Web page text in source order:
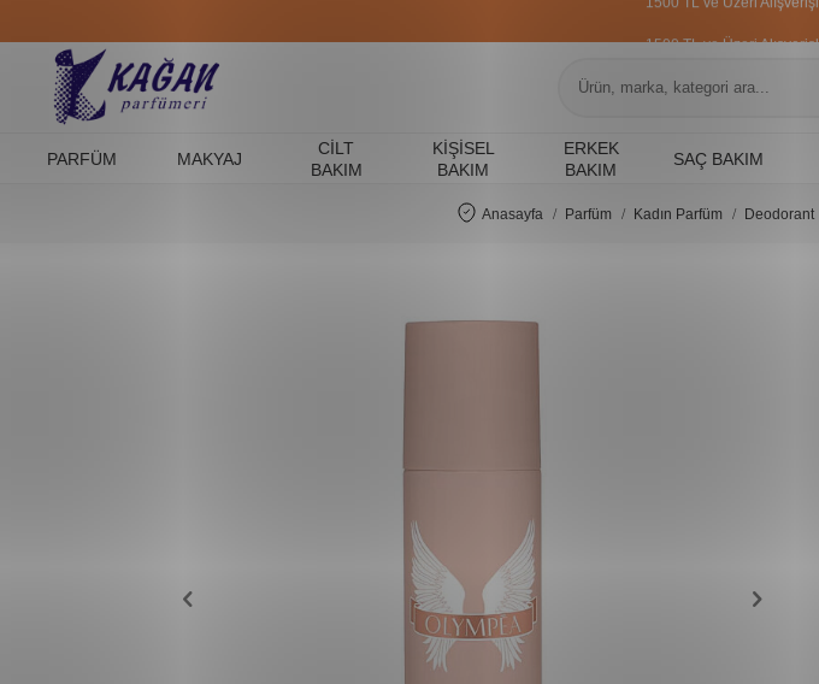
PARFÜM MAKYAJ
CILT
BAKIM
KIŞISEL
BAKIM
ERKEK
BAKIM
SAÇ BAKIM
Anasayfa Parfüm Kadın Parfüm Deodorant